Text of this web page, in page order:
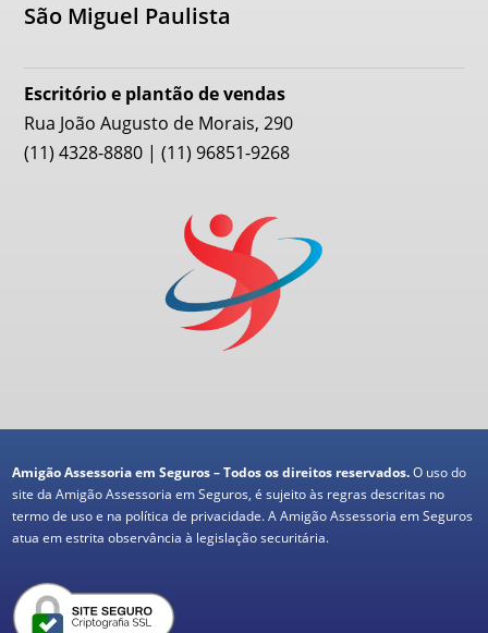
São Miguel Paulista
Escritório e plantão de vendas
Rua João Augusto de Morais, 290
(11) 4328-8880 | (11) 96851-9268
Amigão Assessoria em Seguros – Todos os direitos reservados.O uso do
site da Amigão Assessoria em Seguros, é sujeito às regras descritas no
termo de uso e na política de privacidade. A Amigão Assessoria em Seguros
atua em estrita observância à legislação securitária.